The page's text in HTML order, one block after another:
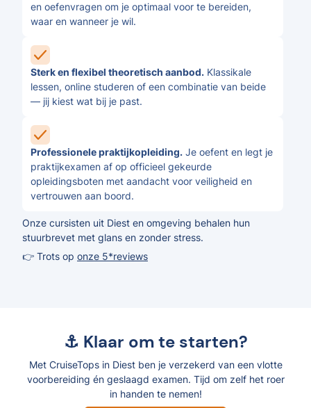
en oefenvragen om je optimaal voor te bereiden,
waar en wanneer je wil.
Sterk en flexibel theoretisch aanbod. Klassikale
lessen, online studeren of een combinatie van beide
— jij kiest wat bij je past.
Professionele praktijkopleiding. Je oefent en legt je
praktijkexamen af op officieel gekeurde
opleidingsboten met aandacht voor veiligheid en
vertrouwen aan boord.
Onze cursisten uit Diest en omgeving behalen hun
stuurbrevet met glans en zonder stress.
👉 Trots op onze 5*reviews
⚓ Klaar om te starten?
Met CruiseTops in Diest ben je verzekerd van een vlotte
voorbereiding én geslaagd examen. Tijd om zelf het roer
in handen te nemen!